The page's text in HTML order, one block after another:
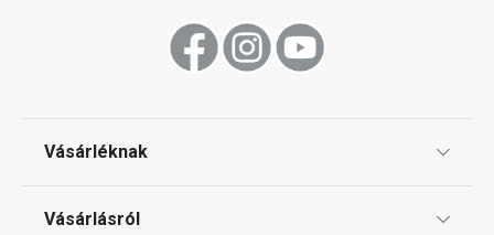
Vásárléknak
Vásárlásról